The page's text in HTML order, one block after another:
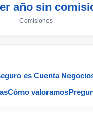
año sin
Comisiones
es Cuenta
Cómo valoramos